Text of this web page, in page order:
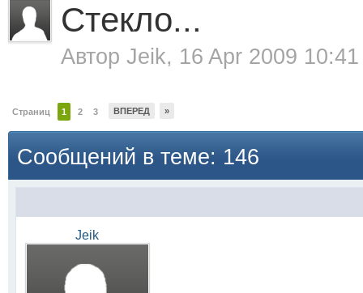
Стекло...
Автор Jeik, 16 Apr 2009 10:41
Страниц 1 2 3 ВПЕРЕД »
Сообщений в теме: 146
Jeik